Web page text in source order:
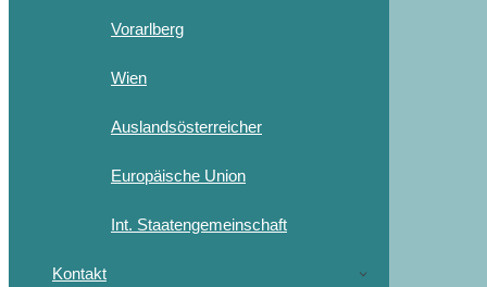
Vorarlberg
Wien
Auslandsösterreicher
Europäische Union
Int. Staatengemeinschaft
Kontakt